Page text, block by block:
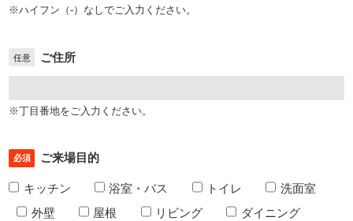
※ハイフン（-）なしでご入力ください。
任意 ご住所
※丁目番地をご入力ください。
必須 ご来場目的
キッチン 浴室・バス トイレ
洗面室
外壁
屋根 リビング
ダイニング